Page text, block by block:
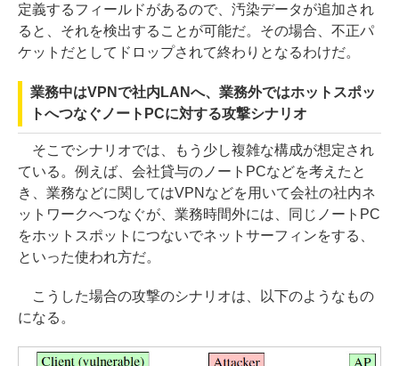
定義するフィールドがあるので、汚染データが追加され
ると、それを検出することが可能だ。その場合、不正パ
ケットだとしてドロップされて終わりとなるわけだ。
業務中はVPNで社内LANへ、業務外ではホットスポッ
トへつなぐノートPCに対する攻撃シナリオ
そこでシナリオでは、もう少し複雑な構成が想定され
ている。例えば、会社貸与のノートPCなどを考えたと
き、業務などに関してはVPNなどを用いて会社の社内ネ
ットワークへつなぐが、業務時間外には、同じノートPC
をホットスポットにつないでネットサーフィンをする、
といった使われ方だ。
こうした場合の攻撃のシナリオは、以下のようなもの
になる。